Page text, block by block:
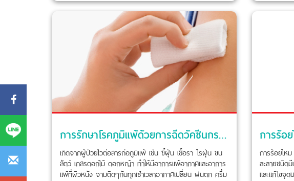
การรักษาโรคภูมิแพ้ด้วยการฉีดวัคซีนกระตุ้นภูมิ
เกิดจากผู้ป่วยไวต่อสารก่อภูมิแพ้ เช่น ขี้ฝุ่น เชื้อรา ไรฝุ่น ขน
สัตว์ เกสรดอกไม้ ดอกหญ้า ทำให้มีอาการแพ้อากาศและอาการ
แพ้ที่ผิวหนัง จามติดๆกันทุกเช้าเวลาอากาศเปลี่ยน ฝนตก ครึ้ม
การร้อ
การร้อยไห
ละลายชนิด
และแก้ไขจุ